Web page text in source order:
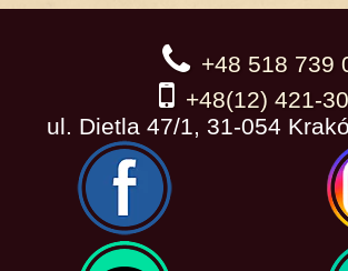
+48 518 739
+48(12) 421-
ul. Dietla 47/1, 31-054